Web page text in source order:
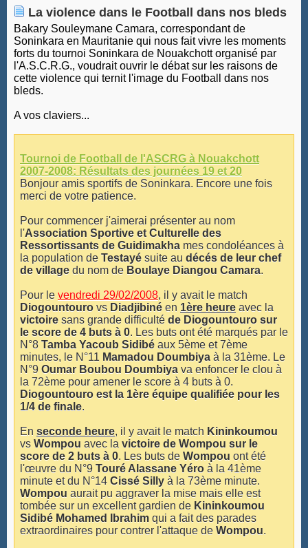
La violence dans le Football dans nos bleds
Bakary Souleymane Camara, correspondant de
Soninkara en Mauritanie qui nous fait vivre les moments
forts du tournoi Soninkara de Nouakchott organisé par
l'A.S.C.R.G., voudrait ouvrir le débat sur les raisons de
cette violence qui ternit l'image du Football dans nos
bleds.
A vos claviers...
Tournoi de Football de l'ASCRG à Nouakchott
2007-2008: Résultats des journées 19 et 20
Bonjour amis sportifs de Soninkara. Encore une fois
merci de votre patience.
Pour commencer j'aimerai présenter au nom
l'Association Sportive et Culturelle des
Ressortissants de Guidimakha mes condoléances à
la population de Testayé suite au décés de leur chef
de village du nom de Boulaye Diangou Camara.
Pour le vendredi 29/02/2008, il y avait le match
Diogountouro vs Diadjibiné en 1ère heure avec la
victoire sans grande difficulté de Diogountouro sur
le score de 4 buts à 0. Les buts ont été marqués par le
N°8 Tamba Yacoub Sidibé aux 5ème et 7ème
minutes, le N°11 Mamadou Doumbiya à la 31ème. Le
N°9 Oumar Boubou Doumbiya va enfoncer le clou à
la 72ème pour amener le score à 4 buts à 0.
Diogountouro est la 1ère équipe qualifiée pour les
1/4 de finale.
En seconde heure, il y avait le match Kininkoumou
vs Wompou avec la victoire de Wompou sur le
score de 2 buts à 0. Les buts de Wompou ont été
l'œuvre du N°9 Touré Alassane Yéro à la 41ème
minute et du N°14 Cissé Silly à la 73ème minute.
Wompou aurait pu aggraver la mise mais elle est
tombée sur un excellent gardien de Kininkoumou
Sidibé Mohamed Ibrahim qui a fait des parades
extraordinaires pour contrer l'attaque de Wompou.